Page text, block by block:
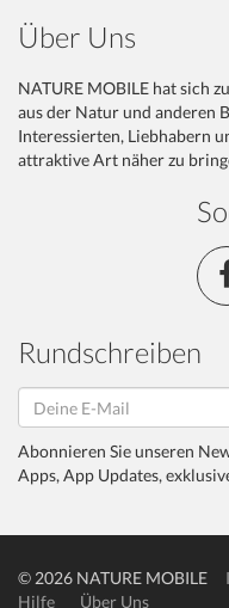
Über Uns
NATURE MOBILE hat sich
aus der Natur und anderen
Interessierten, Liebhabern
attraktive Art näher zu
Rundschreiben
Abonnieren Sie unseren
Apps, App Updates,
© 2026 NATURE MOBILE
Hilfe
Über Uns